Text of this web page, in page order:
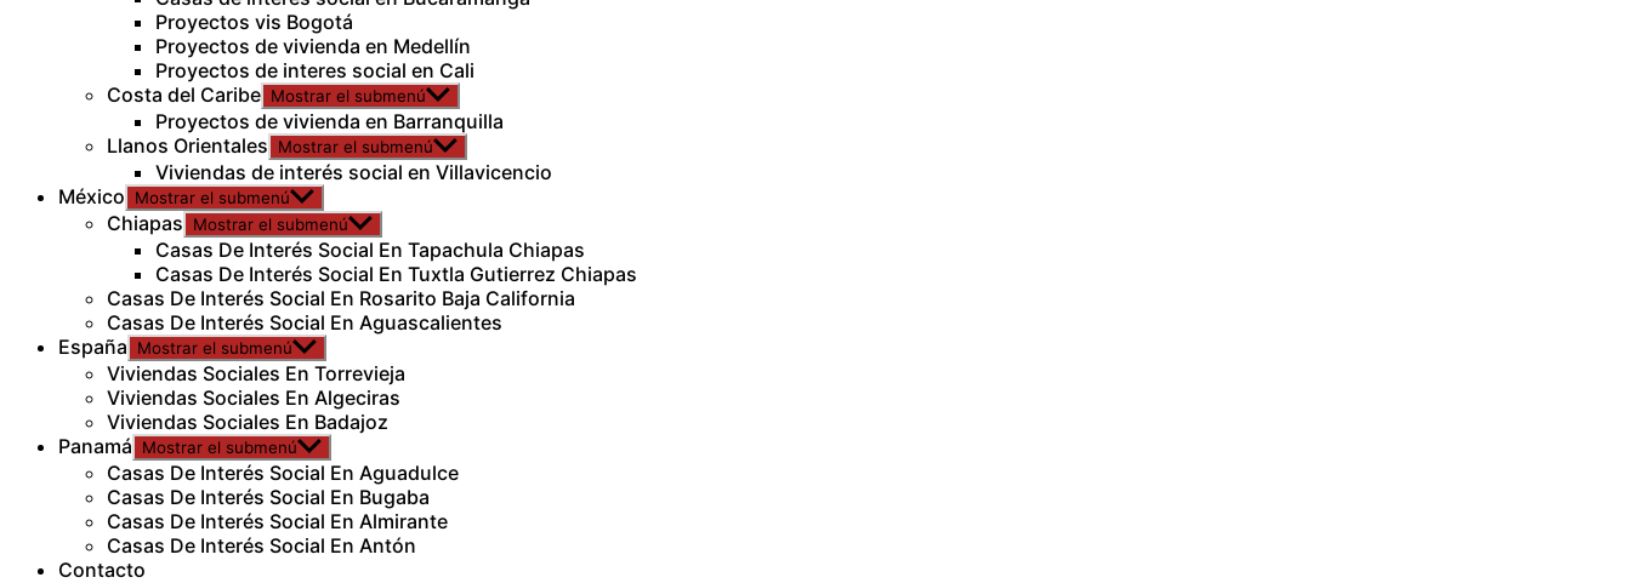
Proyectos vis Bogotá
Proyectos de vivienda en Medellín
Proyectos de interes social en Cali
Costa del Caribe Mostrar el submenú
Proyectos de vivienda en Barranquilla
Llanos Orientales
Mostrar el submenú
Viviendas de interés social en Villavicencio
México
Mostrar el submenú
Chiapas Mostrar el submenú
Casas De Interés Social En Tapachula Chiapas
Casas De Interés Social En Tuxtla Gutierrez Chiapas
Casas De Interés Social En Rosarito Baja California
Casas De Interés Social En Aguascalientes
España
Mostrar el submenú
Viviendas Sociales En Torrevieja
Viviendas Sociales En Algeciras
Viviendas Sociales En Badajoz
Panamá
Mostrar el submenú
Casas De Interés Social En Aguadulce
Casas De Interés Social En Bugaba
Casas De Interés Social En Almirante
Casas De Interés Social En Antón
Contacto